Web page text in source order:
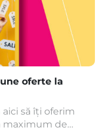
oferte la
să îți oferim
maximum de